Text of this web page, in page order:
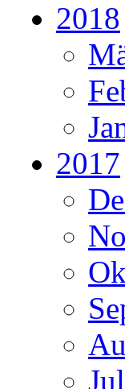
2018
2017